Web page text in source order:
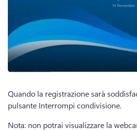
Quando la registrazione sarà
pulsante Interrompi condivisione.
Nota: non potrai visualizzare la